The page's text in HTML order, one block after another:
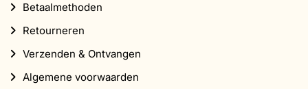
Betaalmethoden
Retourneren
Verzenden & Ontvangen
Algemene voorwaarden